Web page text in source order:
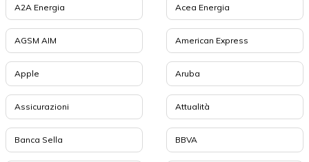
A2A Energia Acea Energia
AGSM AIM American Express
Apple Aruba
Assicurazioni Attualità
Banca Sella BBVA